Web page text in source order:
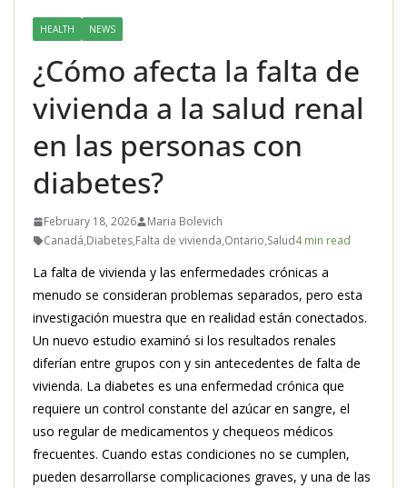
HEALTH NEWS
¿Cómo afecta la falta de
vivienda a la salud renal
en las personas con
diabetes?
February 18, 2026
Maria Bolevich
Canadá,Diabetes,Falta de vivienda,Ontario,Salud4 min read
La falta de vivienda y las enfermedades crónicas a
menudo se consideran problemas separados, pero esta
investigación muestra que en realidad están conectados.
Un nuevo estudio examinó si los resultados renales
diferían entre grupos con y sin antecedentes de falta de
vivienda. La diabetes es una enfermedad crónica que
requiere un control constante del azúcar en sangre, el
uso regular de medicamentos y chequeos médicos
frecuentes. Cuando estas condiciones no se cumplen,
pueden desarrollarse complicaciones graves, y una de las